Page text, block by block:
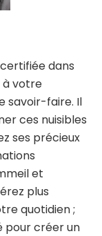
dans
à votre
savoir-faire. Il
ces nuisibles
ses précieux
et
plus
quotidien ;
pour créer un